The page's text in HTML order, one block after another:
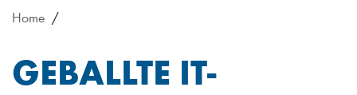
Home
GEBALLTE IT-